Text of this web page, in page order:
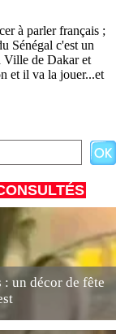
: un décor de fête